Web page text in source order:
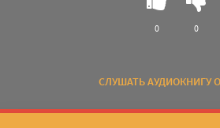
СЛУШАТЬ АУДИОКНИГУ
0 0